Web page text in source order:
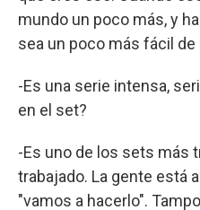
mundo un poco más, y
sea un poco más fácil de
-Es una serie intensa,
en el set?
-Es uno de los sets más
trabajado. La gente está
"vamos a hacerlo".